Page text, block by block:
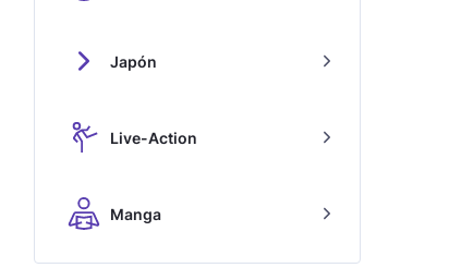
Japón
Live-Action
Manga